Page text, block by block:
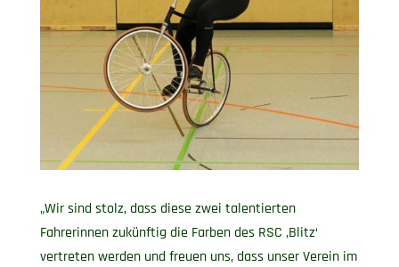
„Wir sind stolz, dass diese zwei talentierten
Fahrerinnen zukünftig die Farben des RSC ‚Blitz‘
vertreten werden und freuen uns, dass unser Verein im